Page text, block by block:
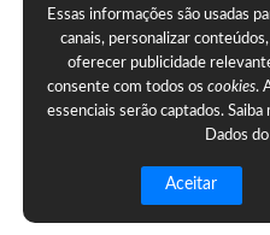
Essas informações são usadas
canais, personalizar
oferecer publicidade
consente com todos oscookies.
essenciais serão captados. Saiba
Dados
Aceitar